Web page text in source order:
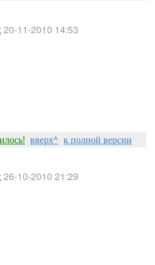
20-11-2010 14:53
вверх^ к полной версии
26-10-2010 21:29